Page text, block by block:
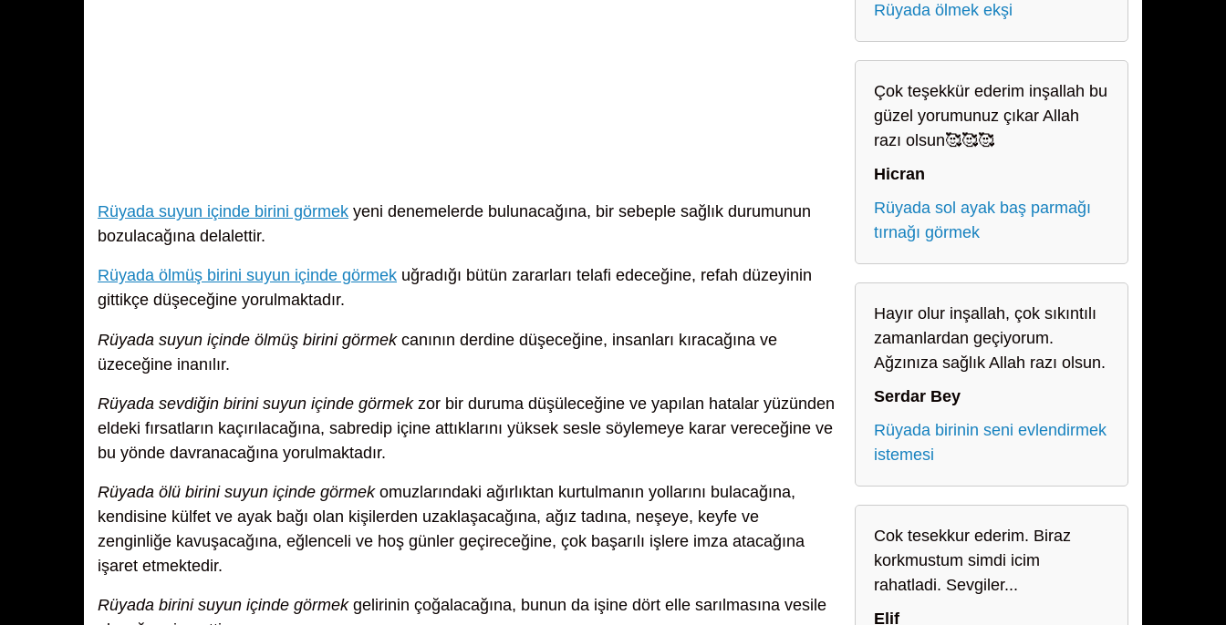
Rüyada suyun içinde birini görmek yeni denemelerde bulunacağına, bir sebeple sağlık durumunun
bozulacağına delalettir.
Rüyada ölmüş birini suyun içinde görmek uğradığı bütün zararları telafi edeceğine, refah düzeyinin
gittikçe düşeceğine yorulmaktadır.
Rüyada suyun içinde ölmüş birini görmekcanının derdine düşeceğine, insanları kıracağına ve
üzeceğine inanılır.
Rüyada sevdiğin birini suyun içinde görmekzor bir duruma düşüleceğine ve yapılan hatalar yüzünden
eldeki fırsatların kaçırılacağına, sabredip içine attıklarını yüksek sesle söylemeye karar vereceğine ve
bu yönde davranacağına yorulmaktadır.
Rüyada ölü birini suyun içinde görmekomuzlarındaki ağırlıktan kurtulmanın yollarını bulacağına,
kendisine külfet ve ayak bağı olan kişilerden uzaklaşacağına, ağız tadına, neşeye, keyfe ve
zenginliğe kavuşacağına, eğlenceli ve hoş günler geçireceğine, çok başarılı işlere imza atacağına
işaret etmektedir.
Rüyada birini suyun içinde görmekgelirinin çoğalacağına, bunun da işine dört elle sarılmasına vesile
Rüyada ölmek ekşi
Çok teşekkür ederim inşallah bu
güzel yorumunuz çıkar Allah
razı olsun🥰🥰🥰
Hicran
Rüyada sol ayak baş parmağı
tırnağı görmek
Hayır olur inşallah, çok sıkıntılı
zamanlardan geçiyorum.
Ağzınıza sağlık Allah razı olsun.
Serdar Bey
Rüyada birinin seni evlendirmek
istemesi
Cok tesekkur ederim. Biraz
korkmustum simdi icim
rahatladi. Sevgiler...
Elif